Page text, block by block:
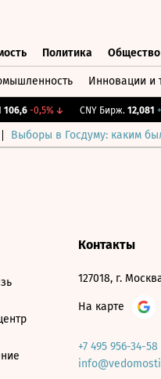
Политика Общество
Инновации и
-0,5%↓ CNY Бирж. 12,081
Выборы в Госдуму: каким
Контакты
127018, г.
На карте
+7 495 956-34-58